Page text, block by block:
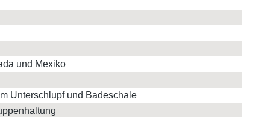
und Mexiko
Unterschlupf und Badeschale